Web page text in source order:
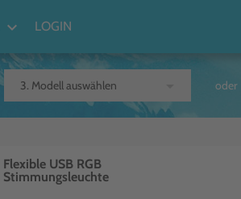
keyboard_arrow_down LOGIN
oder
Flexible USB RGB
Stimmungsleuchte